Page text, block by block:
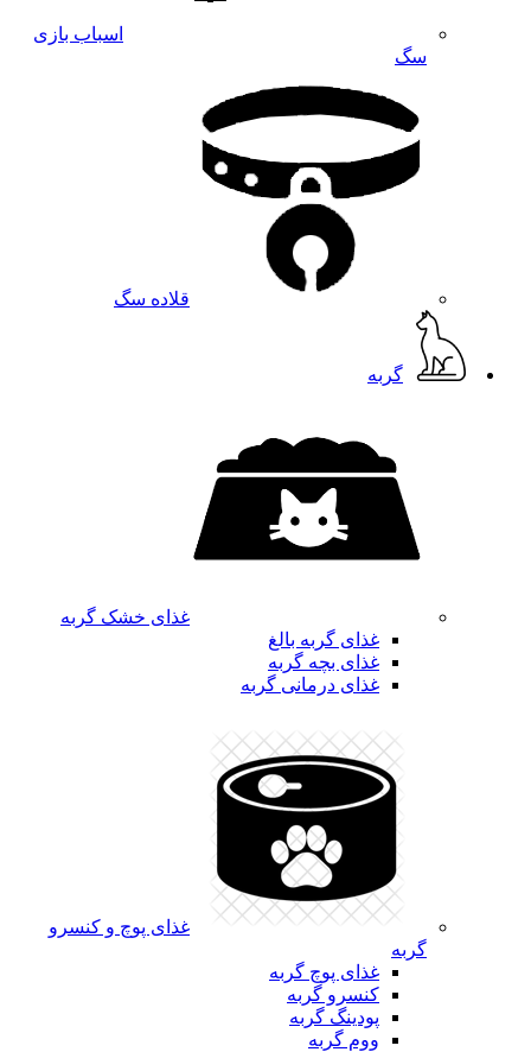
اسباب بازی
سگ
قلاده سگ
گربه
غذای خشک گربه
غذای گربه بالغ
غذای بچه گربه
غذای درمانی گربه
غذای پوچ و کنسرو
گربه
غذای پوچ گربه
کنسرو گربه
پودینگ گربه
ووم گربه